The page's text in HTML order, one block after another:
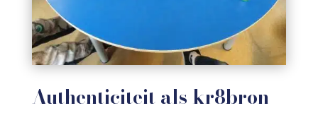
Authenticiteit als kr8bron